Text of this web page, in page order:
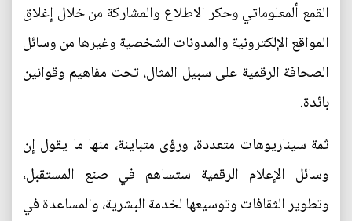
القمع ألمعلوماتي‮ ‬وحكر الاطلاع والمشاركة من خلال إغلاق
المواقع الإلكترونية والمدونات الشخصية وغيرها من وسائل
الصحافة الرقمية على سبيل المثال،‮ ‬تحت مفاهيم وقوانين
بائدة‮. ‬
ثمة سيناريوهات متعددة،‮ ‬ورؤى متباينة،‮ ‬منها ما‮ ‬يقول إن
وسائل الإعلام الرقمية ستساهم في‮ ‬صنع المستقبل،‮
‬وتطوير الثقافات وتوسيعها لخدمة البشرية،‮ ‬والمساعدة في‮